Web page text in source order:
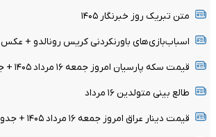
متن تبریک روز خبرنگار ۱۴۰۵
اسباب‌بازی‌های باورنکردنی کریس رونالدو + عکس
قیمت سکه پارسیان امروز جمعه ۱۶ مرداد ۱۴۰۵ + جدول
طالع بینی متولدین ۱۶ مرداد
قیمت دینار عراق امروز جمعه ۱۶ مرداد ۱۴۰۵ + جدول